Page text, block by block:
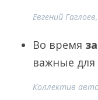
Евгений
Во время
важные
Коллектив